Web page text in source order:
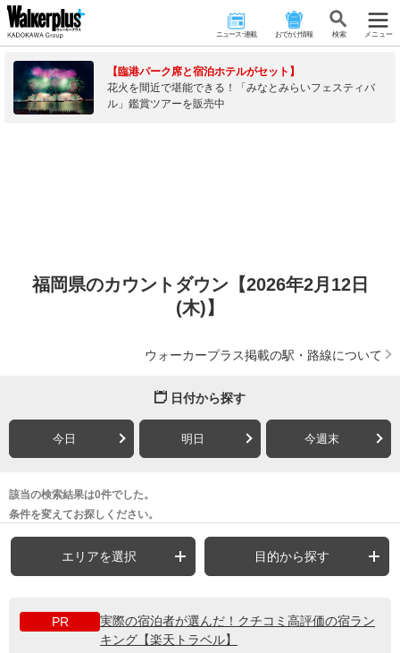
ニュース･連載 おでかけ情報 検 索 メニュー
【臨港パーク席と宿泊ホテルがセット】
花火を間近で堪能できる！「みなとみらいフェスティバ
ル」鑑賞ツアーを販売中
福岡県のカウントダウン【2026年2月12日
(木)】
ウォーカープラス掲載の駅・路線について
日付から探す
今日 明日 今週末
該当の検索結果は0件でした。
条件を変えてお探しください。
エリアを選択 目的から探す
PR
実際の宿泊者が選んだ！クチコミ高評価の宿ラン
キング【楽天トラベル】